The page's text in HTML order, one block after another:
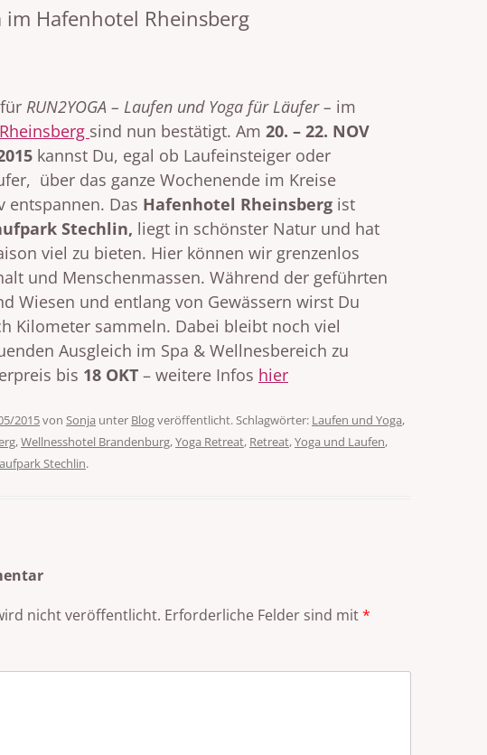
im Hafenhotel Rheinsberg
RUN2YOGA – Laufen und Yoga für Läufer – im
sind nun bestätigt. Am 20. – 22. NOV
kannst Du, egal ob Laufeinsteiger oder
über das ganze Wochenende im Kreise
entspannen. Das Hafenhotel Rheinsberg ist
Stechlin, liegt in schönster Natur und hat
viel zu bieten. Hier können wir grenzenlos
und Menschenmassen. Während der geführten
Wiesen und entlang von Gewässern wirst Du
Kilometer sammeln. Dabei bleibt noch viel
Ausgleich im Spa & Wellnesbereich zu
bis 18 OKT – weitere Infos hier
2015von Sonja unter Blogveröffentlicht. Schlagwörter: Laufen und Yoga,
,Wellnesshotel Brandenburg,Yoga Retreat, Retreat,Yoga und Laufen,
Stechlin.
nicht veröffentlicht. Erforderliche Felder sind mit*